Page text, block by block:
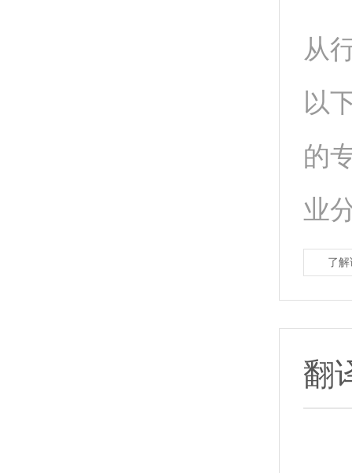
从
以
的
业
了
翻